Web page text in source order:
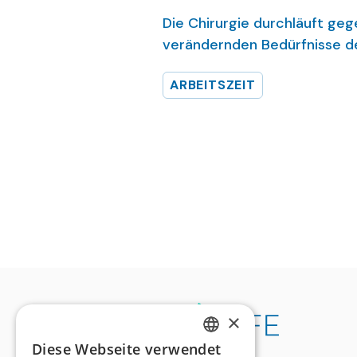
Die Chirurgie durchläuft
verändernden Bedürfnisse
Arbeitsinhaltes, der
ARBEITSZEIT
GERMAN
×
Diese Webseite verwendet